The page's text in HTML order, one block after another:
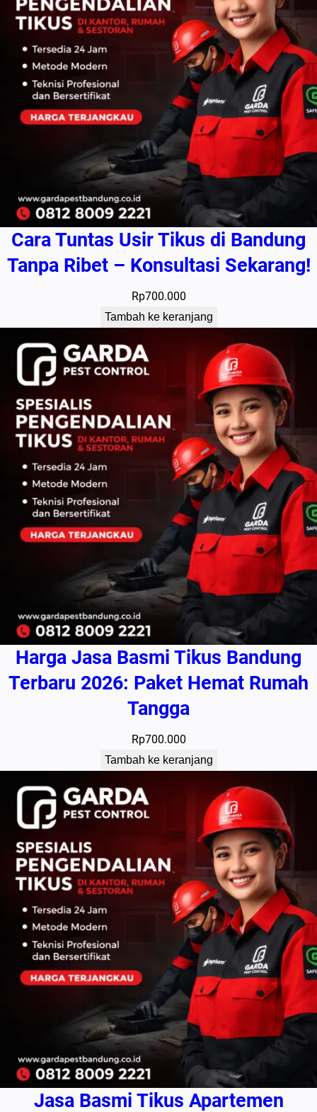
Cara Tuntas Usir Tikus di Bandung
Tanpa Ribet – Konsultasi Sekarang!
Rp700.000
Tambah ke keranjang
Harga Jasa Basmi Tikus Bandung
Terbaru 2026: Paket Hemat Rumah
Tangga
Rp700.000
Tambah ke keranjang
Jasa Basmi Tikus Apartemen